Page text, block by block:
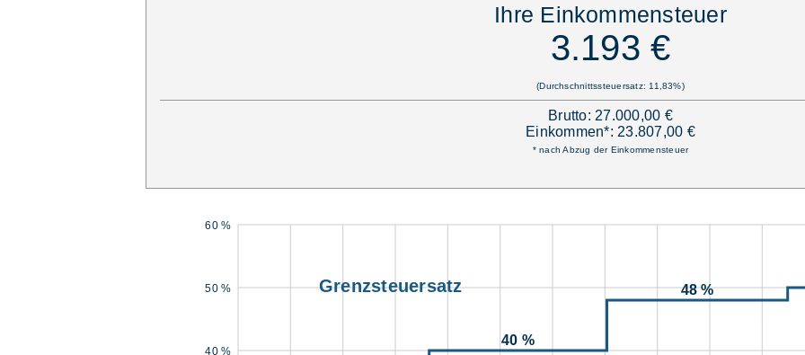
Ihre Einkommensteuer
3.193 €
(Durchschnittssteuersatz: 11,83%)
Brutto: 27.000,00 €
Einkommen*: 23.807,00 €
* nach Abzug der Einkommensteuer
40 %
50 %
60 %
Grenzsteuersatz
40 %
48 %